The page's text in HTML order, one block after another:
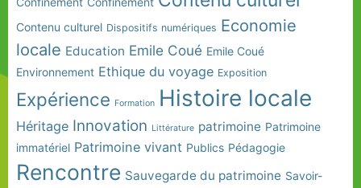
Contenu culturel Dispositifs numériques Economie
locale Education Emile Coué Emile Coué
Environnement Ethique du voyage Exposition
Expérience Formation Histoire locale
Héritage Innovation Littérature patrimoine Patrimoine
immatériel Patrimoine vivant Publics Pédagogie
Rencontre Sauvegarde du patrimoine Savoir-